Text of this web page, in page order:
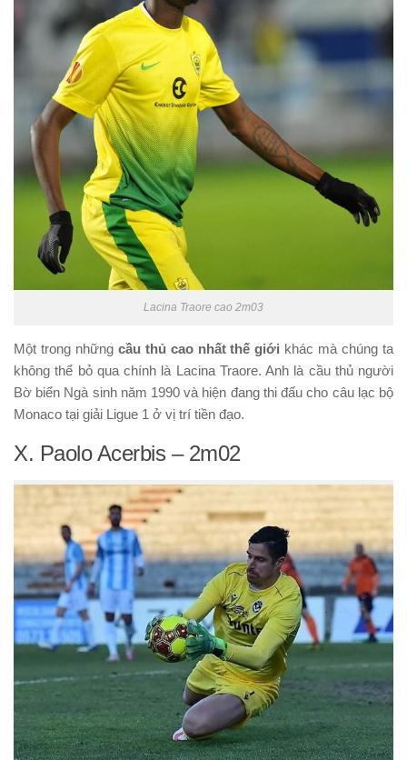
Lacina Traore cao 2m03
Một trong những cầu thủ cao nhất thế giới khác mà chúng ta
không thể bỏ qua chính là Lacina Traore. Anh là cầu thủ người
Bờ biển Ngà sinh năm 1990 và hiện đang thi đấu cho câu lạc bộ
Monaco tại giải Ligue 1 ở vị trí tiền đạo.
X. Paolo Acerbis – 2m02